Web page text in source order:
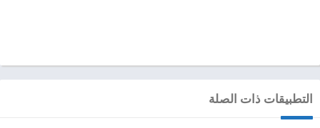
التطبيقات ذات الصلة